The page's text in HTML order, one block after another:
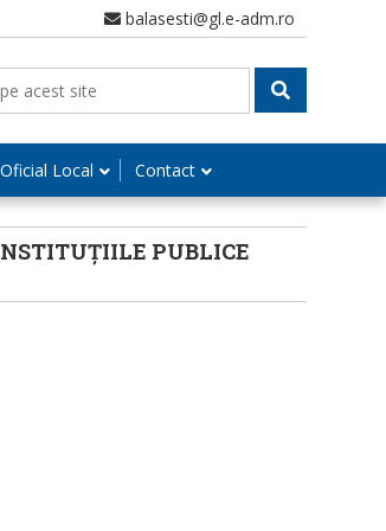
balasesti@gl.e-adm.ro
Local Contact
PUBLICE